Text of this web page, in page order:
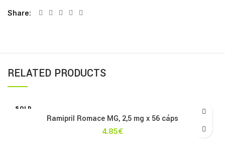
Share
RELATED PRODUCTS
SOLD
Ramipril Romace MG, 2,5 mg x 56 cáps
4.85€